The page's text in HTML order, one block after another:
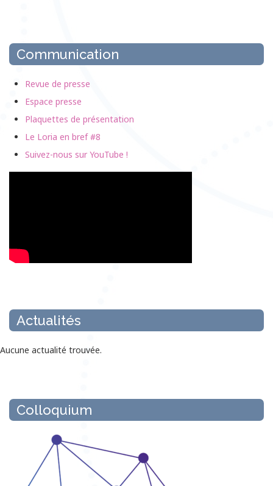
Communication
Revue de presse
Espace presse
Plaquettes de présentation
Le Loria en bref #8
Suivez-nous sur YouTube !
Actualités
Aucune actualité trouvée.
Colloquium